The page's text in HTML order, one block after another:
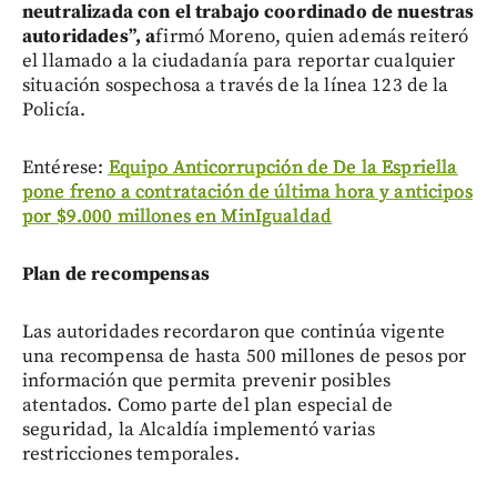
neutralizada con el trabajo coordinado de nuestras
autoridades”, afirmó Moreno, quien además reiteró
el llamado a la ciudadanía para reportar cualquier
situación sospechosa a través de la línea 123 de la
Policía.
Entérese: Equipo Anticorrupción de De la Espriella
pone freno a contratación de última hora y anticipos
por $9.000 millones en MinIgualdad
Plan de recompensas
Las autoridades recordaron que continúa vigente
una recompensa de hasta 500 millones de pesos por
información que permita prevenir posibles
atentados. Como parte del plan especial de
seguridad, la Alcaldía implementó varias
restricciones temporales.